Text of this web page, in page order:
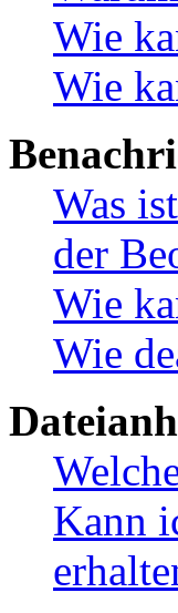
Wie
Wie
Was
der
Wie
Wie
Kann